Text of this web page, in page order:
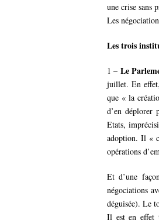
une crise sans
Les
Les trois
1 – Le
juillet. En
que « la
d’en déplorer
Etats,
adoption. Il «
opérations
Et d’une
négociations
déguisée). Le
Il est en effet